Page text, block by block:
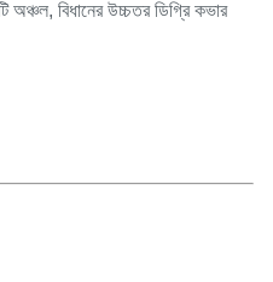
অঞ্চল, বিধানের উচ্চতর ডিগ্রি কভার